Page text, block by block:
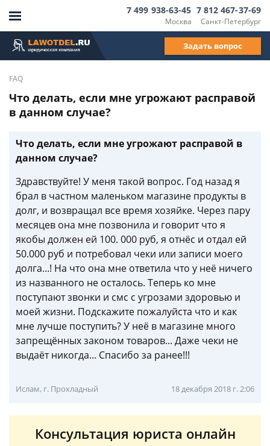
Москва
7 499 938-63-45
Санкт-Петербург
7 812 467-37-69
Задать вопрос
FAQ
Что делать, если мне угрожают расправой
в данном случае?
Что делать, если мне угрожают расправой в
данном случае?
Здравствуйте! У меня такой вопрос. Год назад я
брал в частном маленьком магазине продукты в
долг, и возвращал все время хозяйке. Через пару
месяцев она мне позвонила и говорит что я
якобы должен ей 100. 000 руб, я отнёс и отдал ей
50.000 руб и потребовал чеки или записи моего
долга...! На что она мне ответила что у неё ничего
из названного не осталось. Теперь ко мне
поступают звонки и смс с угрозами здоровью и
моей жизни. Подскажите пожалуйста что и как
мне лучше поступить? У неё в магазине много
запрещённых законом товаров... Даже чеки не
выдаёт никогда... Спасибо за ранее!!!
Ислам, г. Прохладный 18 декабря 2018 г. 2:06
Консультация юриста онлайн